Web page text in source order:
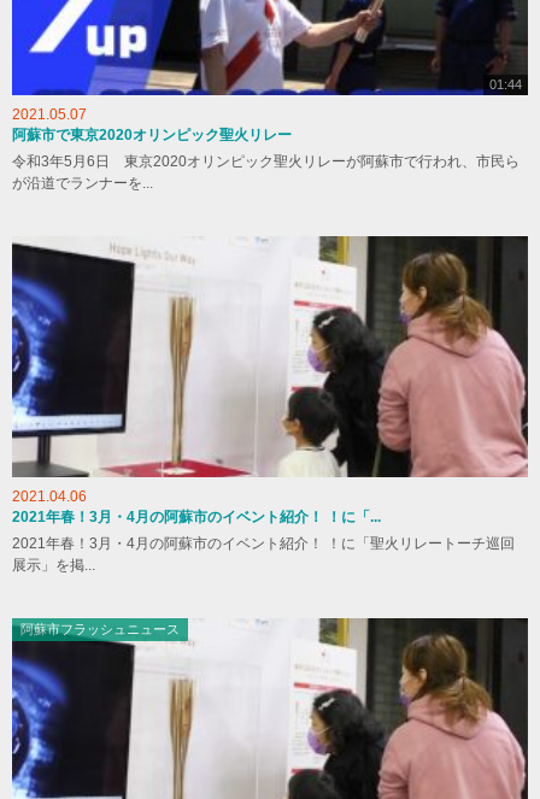
01:44
2021.05.07
阿蘇市で東京2020オリンピック聖火リレー
令和3年5月6日 東京2020オリンピック聖火リレーが阿蘇市で行われ、市民ら
が沿道でランナーを...
2021.04.06
2021年春！3月・4月の阿蘇市のイベント紹介！ ！に「...
2021年春！3月・4月の阿蘇市のイベント紹介！ ！に「聖火リレートーチ巡回
展示」を掲...
阿蘇市フラッシュニュース